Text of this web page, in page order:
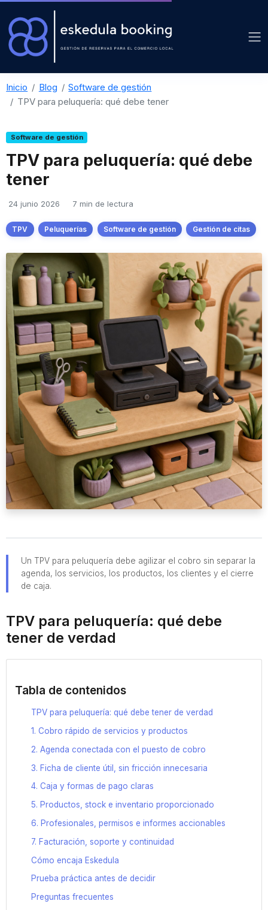
Inicio Blog
Software de gestión
TPV para peluquería: qué debe tener
Software de gestión
TPV para peluquería: qué debe
tener
24 junio 2026 7 min de lectura
TPV Peluquerías Software de gestión Gestión de citas
Un TPV para peluquería debe agilizar el cobro sin separar la
agenda, los servicios, los productos, los clientes y el cierre
de caja.
TPV para peluquería: qué debe
tener de verdad
Tabla de contenidos
TPV para peluquería: qué debe tener de verdad
1. Cobro rápido de servicios y productos
2. Agenda conectada con el puesto de cobro
3. Ficha de cliente útil, sin fricción innecesaria
4. Caja y formas de pago claras
5. Productos, stock e inventario proporcionado
6. Profesionales, permisos e informes accionables
7. Facturación, soporte y continuidad
Cómo encaja Eskedula
Prueba práctica antes de decidir
Preguntas frecuentes